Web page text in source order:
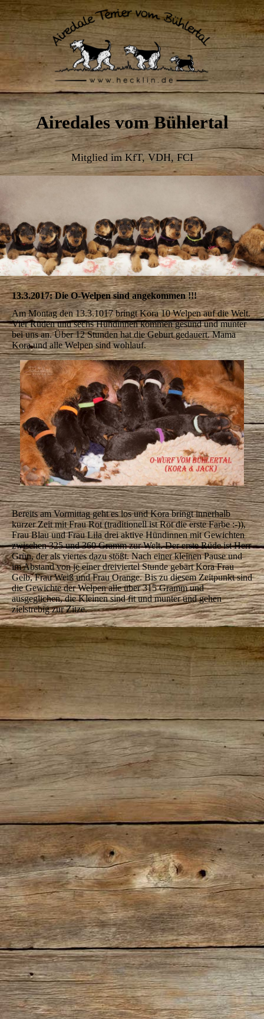
Airedales vom Bühlertal
Mitglied im KfT, VDH, FCI
13.3.2017: Die O-Welpen sind angekommen !!!
Am Montag den 13.3.1017 bringt Kora 10 Welpen auf die Welt.
Vier Rüden und sechs Hündinnen kommen gesund und munter
bei uns an. Über 12 Stunden hat die Geburt gedauert. Mama
Kora und alle Welpen sind wohlauf.
Bereits am Vormittag geht es los und Kora bringt innerhalb
kurzer Zeit mit Frau Rot (traditionell ist Rot die erste Farbe :-)),
Frau Blau und Frau Lila drei aktive Hündinnen mit Gewichten
zwischen 325 und 360 Gramm zur Welt. Der erste Rüde ist Herr
Grün, der als viertes dazu stößt. Nach einer kleinen Pause und
im Abstand von je einer dreiviertel Stunde gebärt Kora Frau
Gelb, Frau Weiß und Frau Orange. Bis zu diesem Zeitpunkt sind
die Gewichte der Welpen alle über 315 Gramm und
ausgeglichen, die Kleinen sind fit und munter und gehen
zielstrebig zur Zitze.
IMG_5687